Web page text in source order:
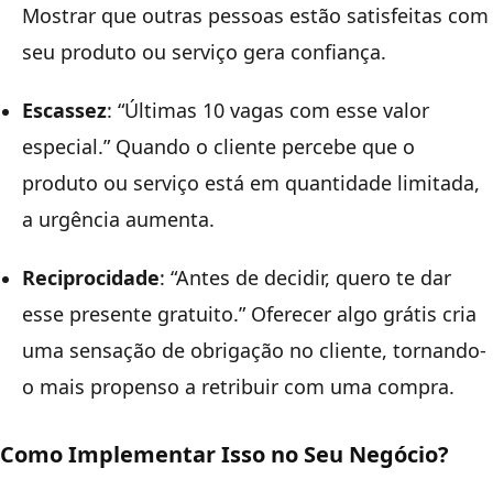
Mostrar que outras pessoas estão satisfeitas com
seu produto ou serviço gera confiança.
Escassez: “Últimas 10 vagas com esse valor
especial.” Quando o cliente percebe que o
produto ou serviço está em quantidade limitada,
a urgência aumenta.
Reciprocidade: “Antes de decidir, quero te dar
esse presente gratuito.” Oferecer algo grátis cria
uma sensação de obrigação no cliente, tornando-
o mais propenso a retribuir com uma compra.
Como Implementar Isso no Seu Negócio?